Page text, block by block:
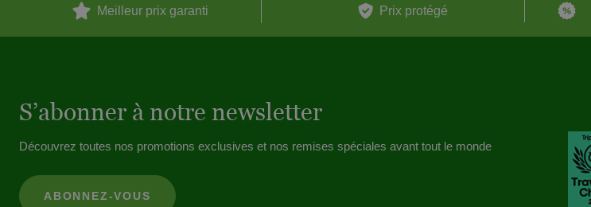
Meilleur prix garanti Prix ​​protégé
S’abonner à notre newsletter
Découvrez toutes nos promotions exclusives et nos remises spéciales avant tout le monde